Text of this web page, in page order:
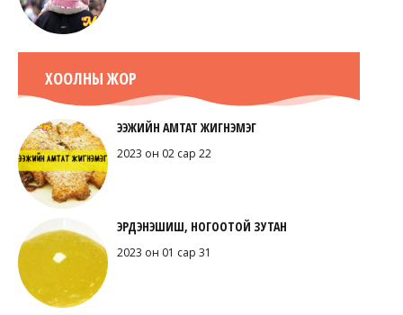
ХООЛНЫ ЖОР
ЭЭЖИЙН АМТАТ ЖИГНЭМЭГ
2023 он 02 сар 22
ЭРДЭНЭШИШ, НОГООТОЙ ЗУТАН
2023 он 01 сар 31